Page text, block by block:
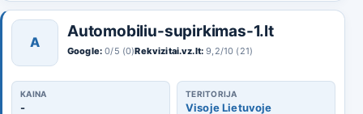
A
Automobiliu-supirkimas-1.lt
Google: 0/5 (0)Rekvizitai.vz.lt: 9,2/10 (21)
KAINA
-
TERITORIJA
Visoje Lietuvoje